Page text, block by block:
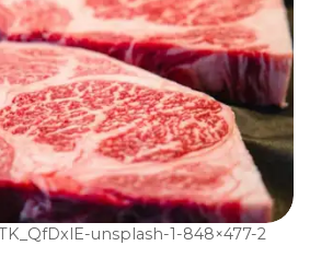
unsplash-1-848×477-2